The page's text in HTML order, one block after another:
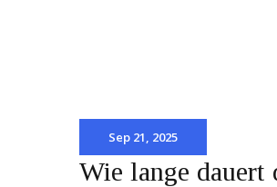
Sep 21, 2025
Wie lange dauert